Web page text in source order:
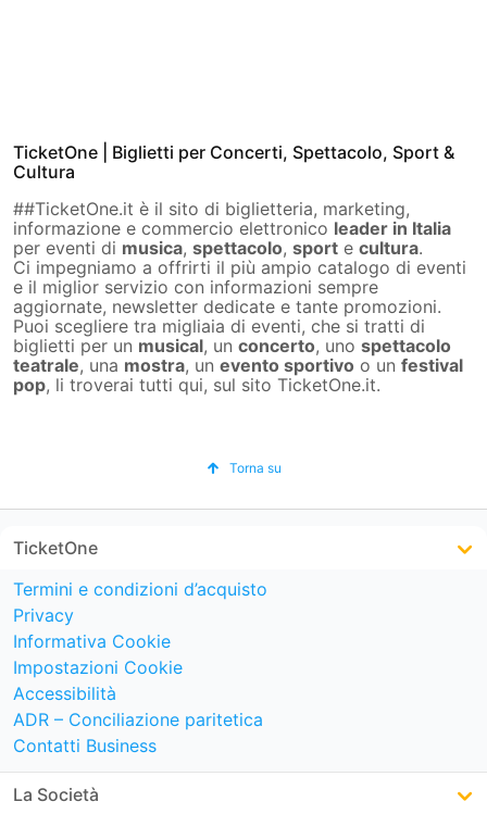
TicketOne | Biglietti per Concerti, Spettacolo, Sport &
Cultura
##TicketOne.it è il sito di biglietteria, marketing,
informazione e commercio elettronico leader in Italia
per eventi di musica, spettacolo, sport e cultura.
Ci impegniamo a offrirti il più ampio catalogo di eventi
e il miglior servizio con informazioni sempre
aggiornate, newsletter dedicate e tante promozioni.
Puoi scegliere tra migliaia di eventi, che si tratti di
biglietti per un musical, un concerto, uno spettacolo
teatrale, una mostra, un evento sportivo o un festival
pop, li troverai tutti qui, sul sito TicketOne.it.
Torna su
TicketOne
Termini e condizioni d’acquisto
Privacy
Informativa Cookie
Impostazioni Cookie
Accessibilità
ADR – Conciliazione paritetica
Contatti Business
La Società